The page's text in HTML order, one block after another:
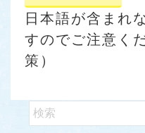
日本語が含まれ
すのでご注意く
策）